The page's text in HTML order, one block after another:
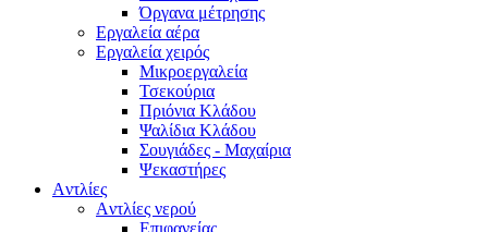
Όργανα μέτρησης
Εργαλεία αέρα
Εργαλεία χειρός
Μικροεργαλεία
Τσεκούρια
Πριόνια Κλάδου
Ψαλίδια Κλάδου
Σουγιάδες - Μαχαίρια
Ψεκαστήρες
Aντλίες
Aντλίες νερού
Επιφανείας